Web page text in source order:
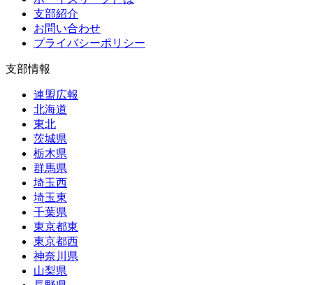
支部紹介
お問い合わせ
プライバシーポリシー
支部情報
連盟広報
北海道
東北
茨城県
栃木県
群馬県
埼玉西
埼玉東
千葉県
東京都東
東京都西
神奈川県
山梨県